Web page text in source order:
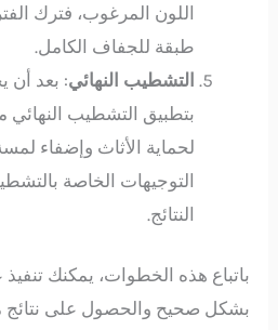
اللون المرغوب، فترك
طبقة للجفاف الكامل.
التشطيب النهائي: بعد أن
بتطبيق التشطيب النهائي
لحماية الأثاث وإضفاء
التوجيهات الخاصة
النتائج.
باتباع هذه الخطوات، يمكنك
بشكل صحيح والحصول على نتائج